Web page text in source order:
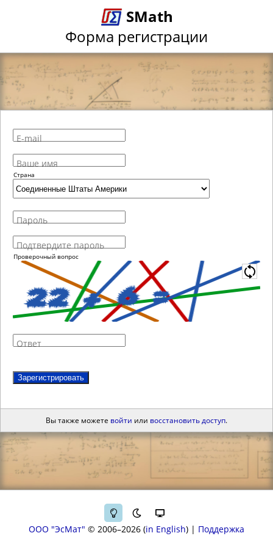
SMath
Форма регистрации
E-mail
Ваше имя
Страна
Пароль
Подтвердите пароль
Проверочный вопрос
Ответ
Зарегистрировать
Вы также можете войти или восстановить доступ.
ООО "ЭсМат" © 2006–2026 in English | Поддержка